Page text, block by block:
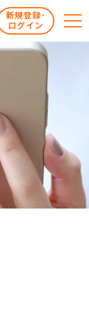
新規登録･
ログイン